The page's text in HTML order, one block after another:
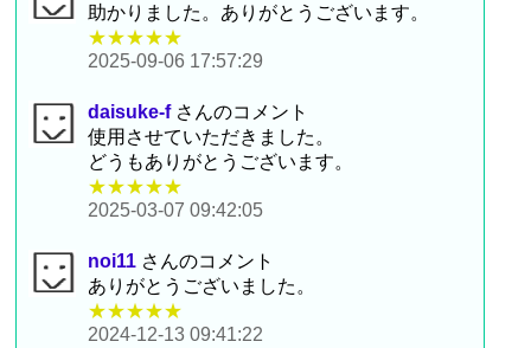
助かりました。ありがとうございます。
★★★★★
2025-09-06 17:57:29
daisuke-fさんのコメント
使用させていただきました。
どうもありがとうございます。
★★★★★
2025-03-07 09:42:05
noi11 さんのコメント
ありがとうございました。
★★★★★
2024-12-13 09:41:22